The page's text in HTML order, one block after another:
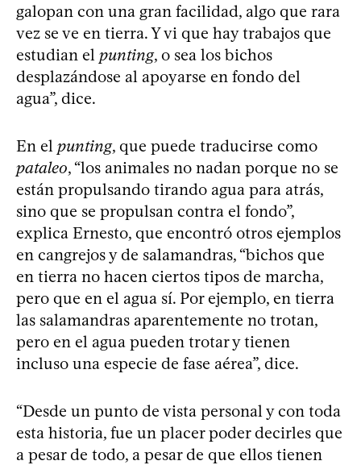
galopan con una gran facilidad, algo que rara
vez se ve en tierra. Y vi que hay trabajos que
estudian el punting, o sea los bichos
desplazándose al apoyarse en fondo del
agua”, dice.
En el punting, que puede traducirse como
pataleo, “los animales no nadan porque no se
están propulsando tirando agua para atrás,
sino que se propulsan contra el fondo”,
explica Ernesto, que encontró otros ejemplos
en cangrejos y de salamandras, “bichos que
en tierra no hacen ciertos tipos de marcha,
pero que en el agua sí. Por ejemplo, en tierra
las salamandras aparentemente no trotan,
pero en el agua pueden trotar y tienen
incluso una especie de fase aérea”, dice.
“Desde un punto de vista personal y con toda
esta historia, fue un placer poder decirles que
a pesar de todo, a pesar de que ellos tienen